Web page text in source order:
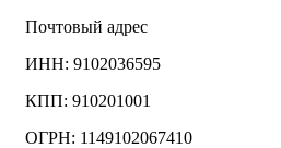
Почтовый адрес
ИНН: 9102036595
КПП: 910201001
ОГРН: 1149102067410